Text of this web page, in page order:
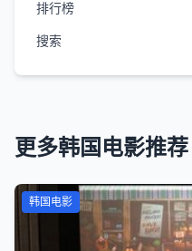
排行榜
搜索
更多韩国电影推荐
韩国电影